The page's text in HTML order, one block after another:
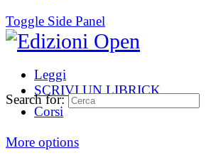
Toggle Side Panel
Leggi
SCRIVI UN LIBRICK
Corsi
More options
Search for: